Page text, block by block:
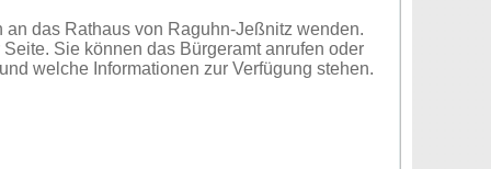
das Rathaus von Raguhn-Jeßnitz wenden.
Sie können das Bürgeramt anrufen oder
welche Informationen zur Verfügung stehen.